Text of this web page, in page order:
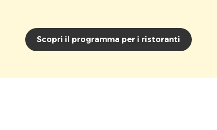
Scopri il programma per i ristoranti